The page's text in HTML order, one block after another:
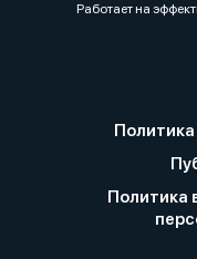
Работает на
Политика